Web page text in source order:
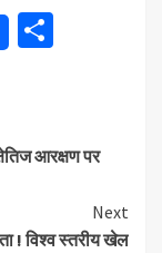
आरक्षण पर
Next
! विश्व स्तरीय खेल